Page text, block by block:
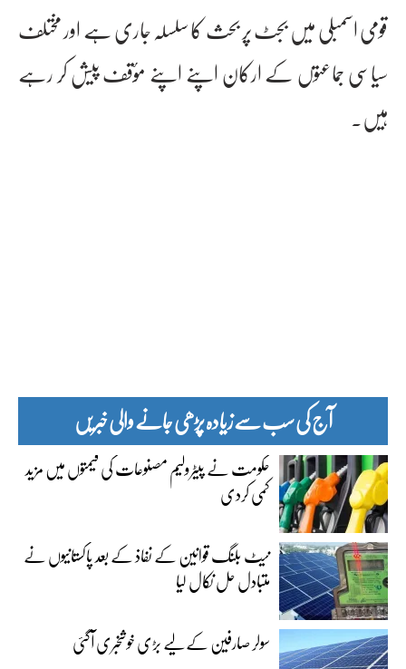
قومی اسمبلی میں بجٹ پر بحث کا سلسلہ جاری ہے اور مختلف
سیاسی جماعتوں کے ارکان اپنے اپنے مؤقف پیش کر رہے
ہیں۔
آج کی سب سے زیادہ پڑھی جانے والی خبریں
حکومت نے پیٹرولیم مصنوعات کی قیمتوں میں مزید
کمی کردی
نیٹ بلنگ قوانین کے نفاذ کے بعد پاکستانیوں نے
متبادل حل نکال لیا
سولر صارفین کے لیے بڑی خوشخبری آگئی